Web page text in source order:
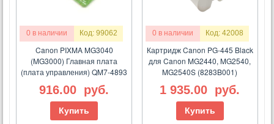
0 в наличии Код: 99062
Canon PIXMA MG3040
(MG3000) Главная плата
(плата управления) QM7-4893
916.00 руб.
Купить
0 в наличии Код: 42008
Картридж Canon PG-445 Black
для Canon MG2440, MG2540,
MG2540S (8283B001)
1 935.00 руб.
Купить